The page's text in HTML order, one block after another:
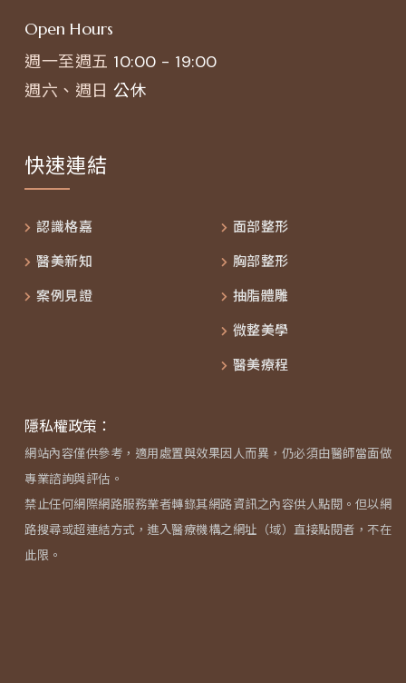
Open Hours
週一至週五 10:00 - 19:00
週六、週日 公休
快速連結
認識格嘉
醫美新知
案例見證
面部整形
胸部整形
抽脂體雕
微整美學
醫美療程
隱私權政策：
網站內容僅供參考，適用處置與效果因人而異，仍必須由醫師當面做
專業諮詢與評估。
禁止任何網際網路服務業者轉錄其網路資訊之內容供人點閱。但以網
路搜尋或超連結方式，進入醫療機構之網址（域）直接點閱者，不在
此限。